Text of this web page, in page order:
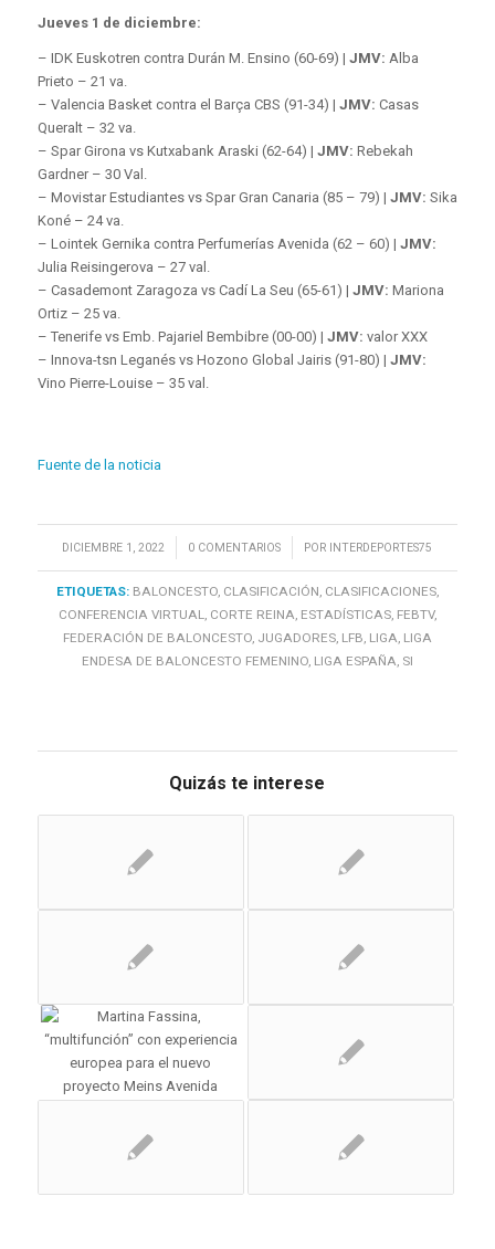
Jueves 1 de diciembre:
– IDK Euskotren contra Durán M. Ensino (60-69) | JMV: Alba
Prieto – 21 va.
– Valencia Basket contra el Barça CBS (91-34) | JMV: Casas
Queralt – 32 va.
– Spar Girona vs Kutxabank Araski (62-64) | JMV: Rebekah
Gardner – 30 Val.
– Movistar Estudiantes vs Spar Gran Canaria (85 – 79) | JMV: Sika
Koné – 24 va.
– Lointek Gernika contra Perfumerías Avenida (62 – 60) | JMV:
Julia Reisingerova – 27 val.
– Casademont Zaragoza vs Cadí La Seu (65-61) | JMV: Mariona
Ortiz – 25 va.
– Tenerife vs Emb. Pajariel Bembibre (00-00) | JMV: valor XXX
– Innova-tsn Leganés vs Hozono Global Jairis (91-80) | JMV:
Vino Pierre-Louise – 35 val.
Fuente de la noticia
DICIEMBRE 1, 2022
/ 0 COMENTARIOS
/ POR INTERDEPORTES75
ETIQUETAS: BALONCESTO, CLASIFICACIÓN CLASIFICACIONES,
CONFERENCIA VIRTUAL
CORTE REINA ESTADÍSTICAS, FEBTV,
FEDERACIÓN DE BALONCESTO, JUGADORES, LFB LIGA LIGA
ENDESA DE BALONCESTO FEMENINO, LIGA ESPAÑA SI
Quizás te interese